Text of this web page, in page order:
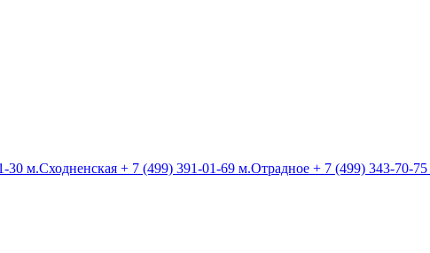
30 м.Сходненская + 7 (499) 391-01-69 м.Отрадное + 7 (499) 343-70-75